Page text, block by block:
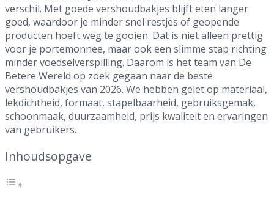
verschil. Met goede vershoudbakjes blijft eten langer
goed, waardoor je minder snel restjes of geopende
producten hoeft weg te gooien. Dat is niet alleen prettig
voor je portemonnee, maar ook een slimme stap richting
minder voedselverspilling. Daarom is het team van De
Betere Wereld op zoek gegaan naar de beste
vershoudbakjes van 2026. We hebben gelet op materiaal,
lekdichtheid, formaat, stapelbaarheid, gebruiksgemak,
schoonmaak, duurzaamheid, prijs kwaliteit en ervaringen
van gebruikers.
Inhoudsopgave